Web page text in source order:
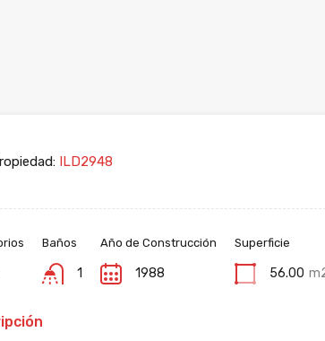
ILD2948
Baños
1
Año de Construcción
1988
Superficie
56.00